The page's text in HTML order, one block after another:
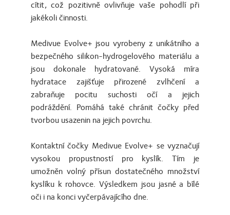
cítit, což pozitivně ovlivňuje vaše pohodlí při
jakékoli činnosti.
Medivue Evolve+ jsou vyrobeny z unikátního a
bezpečného silikon-hydrogelového materiálu a
jsou dokonale hydratované. Vysoká míra
hydratace zajišťuje přirozené zvlhčení a
zabraňuje pocitu suchosti očí a jejich
podráždění. Pomáhá také chránit čočky před
tvorbou usazenin na jejich povrchu.
Kontaktní čočky Medivue Evolve+ se vyznačují
vysokou propustností pro kyslík. Tím je
umožněn volný přísun dostatečného množství
kyslíku k rohovce. Výsledkem jsou jasné a bílé
oči i na konci vyčerpávajícího dne.